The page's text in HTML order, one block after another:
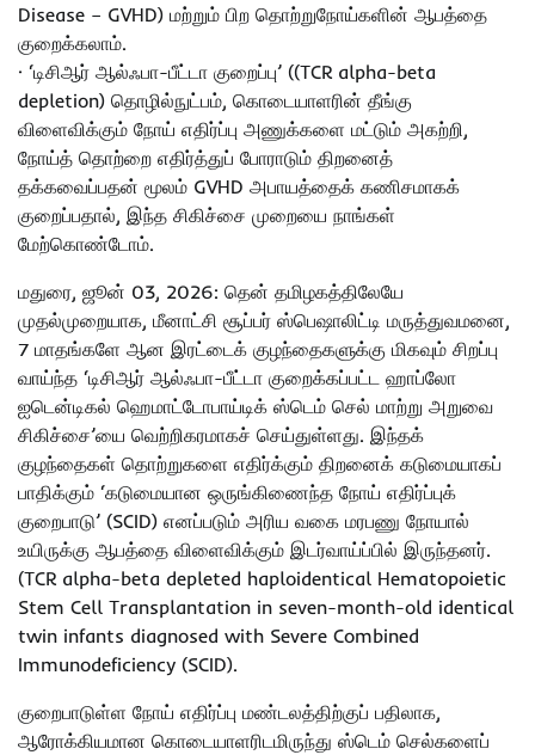
Disease – GVHD) மற்றும் பிற தொற்றுநோய்களின் ஆபத்தை
குறைக்கலாம்.
· ‘டிசிஆர் ஆல்ஃபா-பீட்டா குறைப்பு’ ((TCR alpha-beta
depletion) தொழில்நுட்பம், கொடையாளரின் தீங்கு
விளைவிக்கும் நோய் எதிர்ப்பு அணுக்களை மட்டும் அகற்றி,
நோய்த் தொற்றை எதிர்த்துப் போராடும் திறனைத்
தக்கவைப்பதன் மூலம் GVHD அபாயத்தைக் கணிசமாகக்
குறைப்பதால், இந்த சிகிச்சை முறையை நாங்கள்
மேற்கொண்டோம்.
மதுரை, ஜூன் 03, 2026: தென் தமிழகத்திலேயே
முதல்முறையாக, மீனாட்சி சூப்பர் ஸ்பெஷாலிட்டி மருத்துவமனை,
7 மாதங்களே ஆன இரட்டைக் குழந்தைகளுக்கு மிகவும் சிறப்பு
வாய்ந்த ‘டிசிஆர் ஆல்ஃபா-பீட்டா குறைக்கப்பட்ட ஹாப்லோ
ஐடென்டிகல் ஹெமாட்டோபாய்டிக் ஸ்டெம் செல் மாற்று அறுவை
சிகிச்சை’யை வெற்றிகரமாகச் செய்துள்ளது. இந்தக்
குழந்தைகள் தொற்றுகளை எதிர்க்கும் திறனைக் கடுமையாகப்
பாதிக்கும் ‘கடுமையான ஒருங்கிணைந்த நோய் எதிர்ப்புக்
குறைபாடு’ (SCID) எனப்படும் அரிய வகை மரபணு நோயால்
உயிருக்கு ஆபத்தை விளைவிக்கும் இடர்வாய்ப்பில் இருந்தனர்.
(TCR alpha-beta depleted haploidentical Hematopoietic
Stem Cell Transplantation in seven-month-old identical
twin infants diagnosed with Severe Combined
Immunodeficiency (SCID).
குறைபாடுள்ள நோய் எதிர்ப்பு மண்டலத்திற்குப் பதிலாக,
ஆரோக்கியமான கொடையாளரிடமிருந்து ஸ்டெம் செல்களைப்